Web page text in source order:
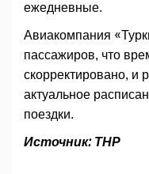
ежедневные.
Авиакомпания
пассажиров, что
скорректировано, и
актуальное
поездки.
Источник: ТНР